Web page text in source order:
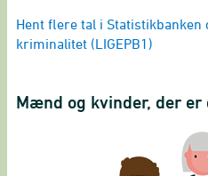
End of interactive chart.
Hent flere tal i
kriminalitet (LIGEPB1)
Mænd og kvinder, der